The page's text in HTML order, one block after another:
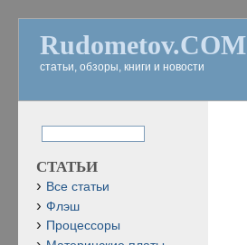
Rudometov.COM
статьи, обзоры, книги и новости
СТАТЬИ
Все статьи
Флэш
Процессоры